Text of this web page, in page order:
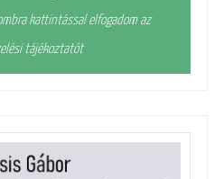
kattintással elfogadom az
tájékoztatót